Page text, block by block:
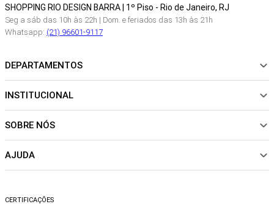
SHOPPING RIO DESIGN BARRA | 1º Piso - Rio de Janeiro, RJ
Seg a sáb das 10h às 22h | Dom. e feriados das 13h às 21h
Whatsapp: (21) 96601-9117
DEPARTAMENTOS
NOVIDADES
CALÇADOS
SALE
INSTITUCIONAL
Sobre Nós
Sustentabilidade
Trocas e Devoluções
SOBRE NÓS
Política de pagamento
AJUDA
CERTIFICAÇÕES